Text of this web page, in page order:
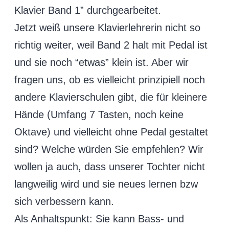
Klavier Band 1” durchgearbeitet.
Jetzt weiß unsere Klavierlehrerin nicht so
richtig weiter, weil Band 2 halt mit Pedal ist
und sie noch “etwas” klein ist. Aber wir
fragen uns, ob es vielleicht prinzipiell noch
andere Klavierschulen gibt, die für kleinere
Hände (Umfang 7 Tasten, noch keine
Oktave) und vielleicht ohne Pedal gestaltet
sind? Welche würden Sie empfehlen? Wir
wollen ja auch, dass unserer Tochter nicht
langweilig wird und sie neues lernen bzw
sich verbessern kann.
Als Anhaltspunkt: Sie kann Bass- und